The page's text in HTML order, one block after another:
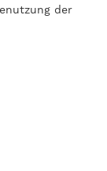
der